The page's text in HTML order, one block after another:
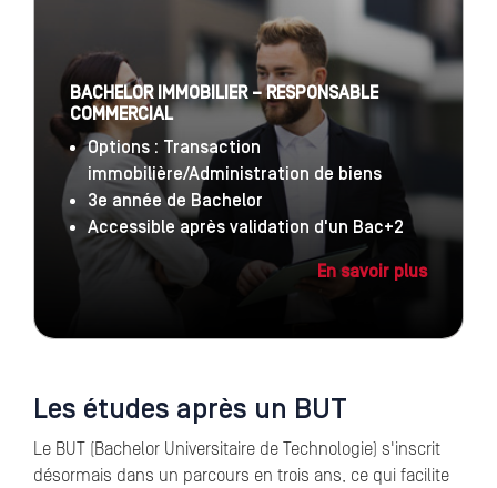
BACHELOR IMMOBILIER – RESPONSABLE
COMMERCIAL
Options : Transaction
immobilière/Administration de biens
3e année de Bachelor
Accessible après validation d'un Bac+2
En savoir plus
Les études après un BUT
Le BUT (Bachelor Universitaire de Technologie) s'inscrit
désormais dans un parcours en trois ans, ce qui facilite